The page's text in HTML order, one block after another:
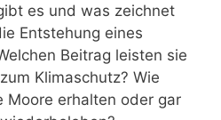
es und was zeichnet
Entstehung eines
Beitrag leisten sie
Klimaschutz? Wie
Moore erhalten oder gar